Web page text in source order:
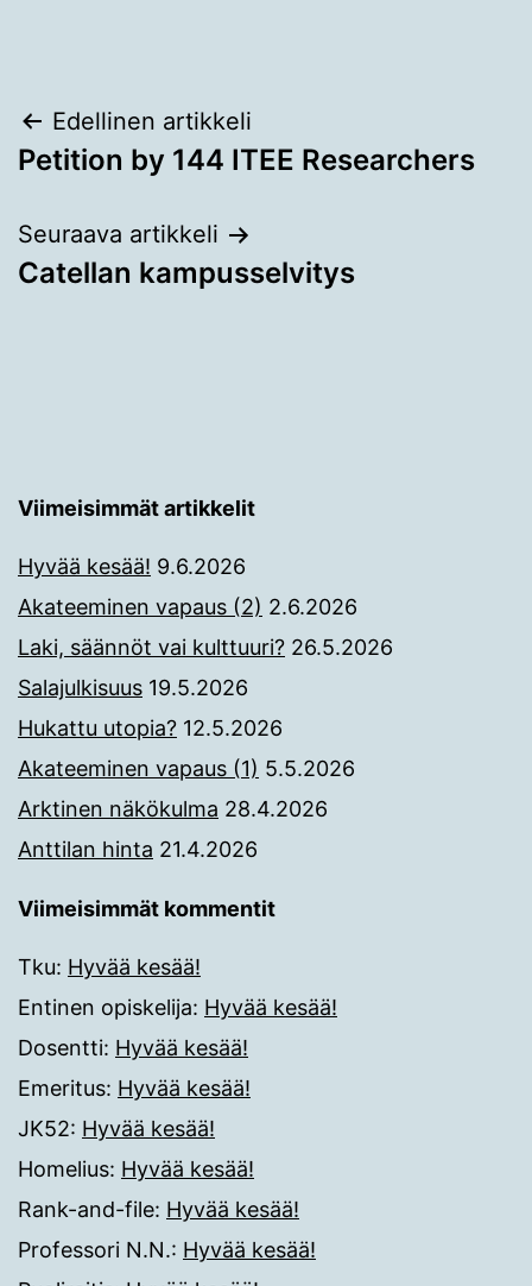
Artikkelien
selaus
Edellinen artikkeli
Petition by 144 ITEE Researchers
Seuraava artikkeli
Catellan kampusselvitys
Viimeisimmät artikkelit
Hyvää kesää! 9.6.2026
Akateeminen vapaus (2) 2.6.2026
Laki, säännöt vai kulttuuri? 26.5.2026
Salajulkisuus 19.5.2026
Hukattu utopia? 12.5.2026
Akateeminen vapaus (1) 5.5.2026
Arktinen näkökulma 28.4.2026
Anttilan hinta 21.4.2026
Viimeisimmät kommentit
Tku: Hyvää kesää!
Entinen opiskelija: Hyvää kesää!
Dosentti: Hyvää kesää!
Emeritus: Hyvää kesää!
JK52: Hyvää kesää!
Homelius: Hyvää kesää!
Rank-and-file: Hyvää kesää!
Professori N.N.: Hyvää kesää!